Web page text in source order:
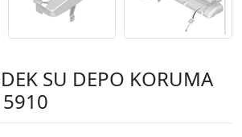
SU DEPO KORUMA